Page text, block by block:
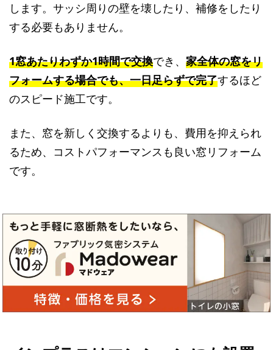
します。サッシ周りの壁を壊したり、補修をしたり
する必要もありません。
1窓あたりわずか1時間で交換でき、 家全体の窓をリ
フォームする場合でも、一日足らずで完了するほど
のスピード施工です。
また、窓を新しく交換するよりも、費用を抑えられ
るため、コストパフォーマンスも良い窓リフォーム
です。